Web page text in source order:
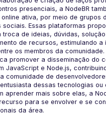
presenciais, a NodeBR
ativa, por meio de grupos
sociais. Essas plataformas
troca de ideias, dúvidas,
de recursos, estimulando a
promover a disseminação do
JavaScript e Node.js,
comunidade de
dessas tecnologias ou
aprender mais sobre elas, a
para se envolver e se